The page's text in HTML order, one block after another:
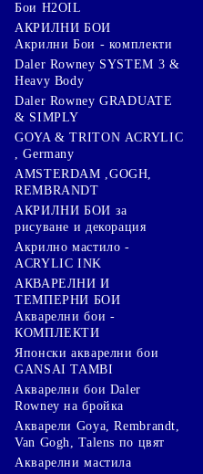
Бои H2OIL
АКРИЛНИ БОИ
Акрилни Бои - комплекти
Daler Rowney SYSTEM 3 &
Heavy Body
Daler Rowney GRADUATE
& SIMPLY
GOYA & TRITON АCRYLIC
, Germany
AMSTERDAM ,GOGH,
REMBRANDT
АКРИЛНИ БОИ за
рисуване и декорация
Акрилно мастило -
ACRYLIC INK
АКВАРЕЛНИ И
ТЕМПЕРНИ БОИ
Акварелни бои -
КОМПЛЕКТИ
Японски акварелни бои
GANSAI TAMBI
Акварелни бои Daler
Rowney на бройка
Акварели Goya, Rembrandt,
Van Gogh, Talens по цвят
Акварелни мастила